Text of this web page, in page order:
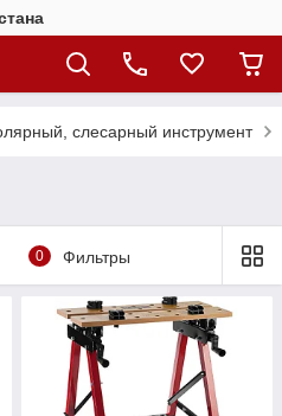
слесарный инструмент
0 Фильтры